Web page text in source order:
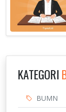
KATEGORI
BUMN